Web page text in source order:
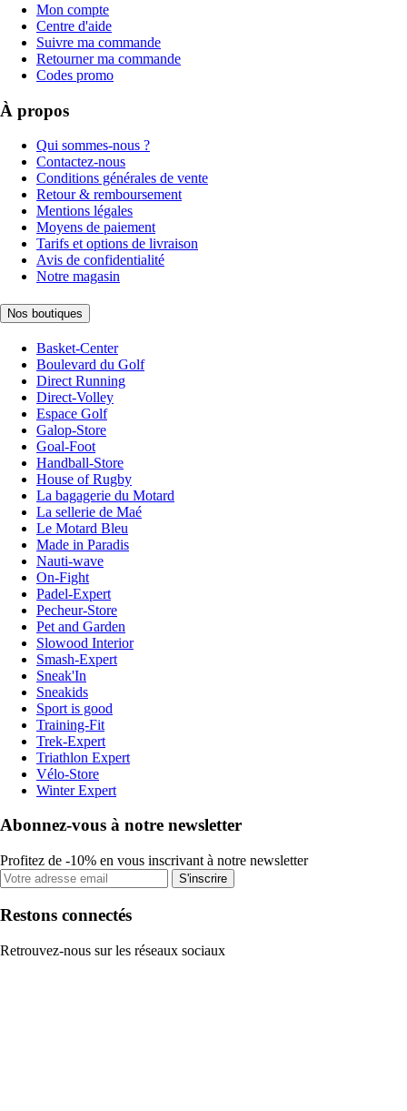
Mon compte
Centre d'aide
Suivre ma commande
Retourner ma commande
Codes promo
À propos
Qui sommes-nous ?
Contactez-nous
Conditions générales de vente
Retour & remboursement
Mentions légales
Moyens de paiement
Tarifs et options de livraison
Avis de confidentialité
Notre magasin
Nos boutiques
Basket-Center
Boulevard du Golf
Direct Running
Direct-Volley
Espace Golf
Galop-Store
Goal-Foot
Handball-Store
House of Rugby
La bagagerie du Motard
La sellerie de Maé
Le Motard Bleu
Made in Paradis
Nauti-wave
On-Fight
Padel-Expert
Pecheur-Store
Pet and Garden
Slowood Interior
Smash-Expert
Sneak'In
Sneakids
Sport is good
Training-Fit
Trek-Expert
Triathlon Expert
Vélo-Store
Winter Expert
Abonnez-vous à notre newsletter
Profitez de -10% en vous inscrivant à notre newsletter
S'inscrire
Restons connectés
Retrouvez-nous sur les réseaux sociaux